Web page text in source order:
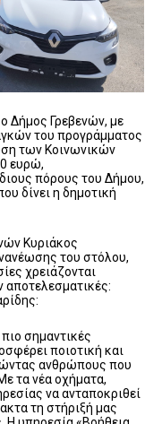
Δήμος Γρεβενών, με
του προγράμματος
των Κοινωνικών
ευρώ,
πόρους του Δήμου,
δίνει η δημοτική
Κυριάκος
του στόλου,
χρειάζονται
αποτελεσματικές:
:
πιο σημαντικές
ποιοτική και
ανθρώπους που
τα νέα οχήματα,
να ανταποκριθεί
τη στήριξή μας